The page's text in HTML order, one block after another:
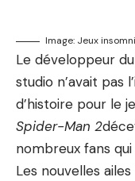
Image: Jeux
Le développeur
studio n’avait pas
d’histoire pour le
Spider-Man 2
nombreux fans
Les nouvelles